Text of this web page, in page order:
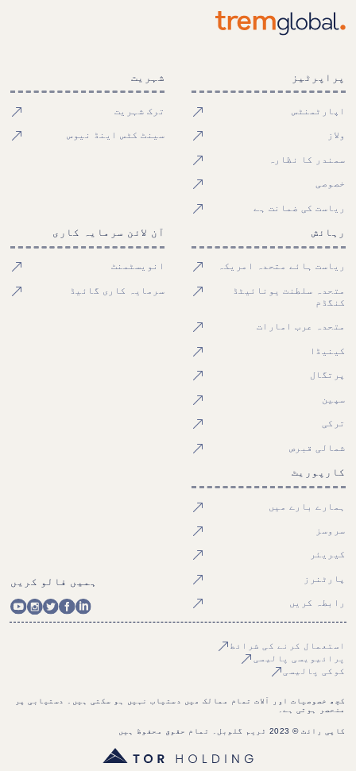
پراپرٹیز
اپارٹمنٹس
ولاز
سمندر کا نظارہ
خصوصی
ریاست کی ضمانت ہے
شہریت
ترک شہریت
سینٹ کٹس اینڈ نیوس
رہائش
ریاست ہائے متحدہ امریکہ
متحدہ سلطنت یونائیٹڈ
کنگڈم
متحدہ عرب امارات
کینیڈا
پرتگال
سپین
ترکی
شمالی قبرص
آن لائن سرمایہ کاری
انویسٹمنٹ
سرمایہ کاری گائیڈ
کارپوریٹ
ہمارے بارے میں
سروسز
کیریئر
پارٹنرز
رابطہ کریں
ہمیں فالو کریں
استعمال کرنے کی شرائط
پرائیویسی پالیسی
کوکی پالیسی
کچھ خصوصیات اور آلات تمام ممالک میں دستیاب نہیں ہو سکتی ہیں۔ دستیابی پر
منحصر ہوتی ہے۔
کاپی رائٹ © 2023 ٹریم گلوبل۔ تمام حقوق محفوظ ہیں